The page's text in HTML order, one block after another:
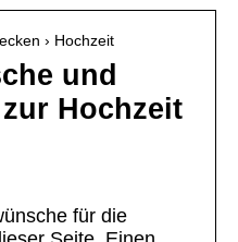
› Hochzeit
und
Hochzeit
für die